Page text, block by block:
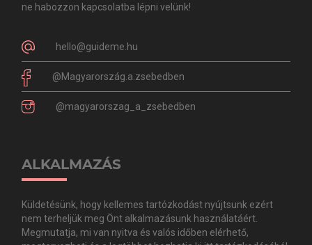
ne habozzon kapcsolatba lépni velünk!
hello@guideme.hu
@Magyarország.a.zsebedben
@magyarorszag_a_zsebedben
ALKALMAZÁS
Küldetésünk, hogy kellemes tartózkodást nyújtsunk ezért
nem terheljük meg Önt alkalmazásunk használatáért.
Megmutatja, mi van nyitva és valós időben elérhető,